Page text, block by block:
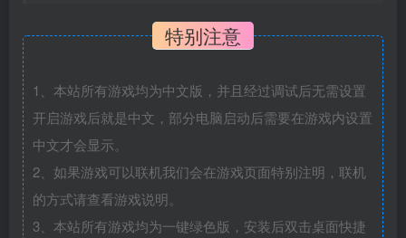
特别注意
1、本站所有游戏均为中文版，并且经过调试后无需设置
开启游戏后就是中文，部分电脑启动后需要在游戏内设置
中文才会显示。
2、如果游戏可以联机我们会在游戏页面特别注明，联机
的方式请查看游戏说明。
3、本站所有游戏均为一键绿色版，安装后双击桌面快捷